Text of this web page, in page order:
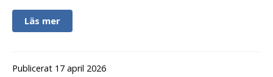
Läs mer
Publicerat 17 april 2026